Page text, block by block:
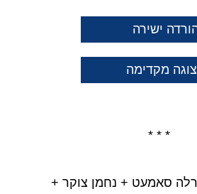
ישירה
מקדימה
* * *
סאמעט + נחמן צוקר +